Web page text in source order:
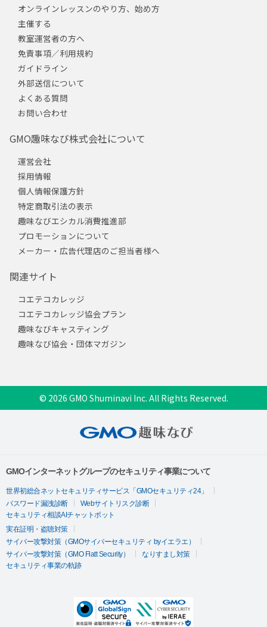
オンラインレッスンのやり方、始め方
主催する
教室運営者の方へ
免責事項／利用規約
ガイドライン
外部送信について
よくある質問
お問い合わせ
GMO趣味なび株式会社について
運営会社
採用情報
個人情報保護方針
特定商取引法の表示
趣味なびエシカル消費推進部
プロモーションについて
メーカー・広告代理店のご担当者様へ
関連サイト
コエテコカレッジ
コエテコカレッジ協会プラン
趣味なびキャスティング
趣味なび協会・団体マガジン
© 2026 GMO Shuminavi Inc. All Rights Reserved.